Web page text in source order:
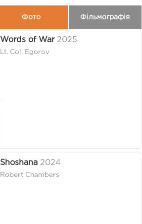
Фото Фільмографія
Words of War 2025
Lt. Col. Egorov
Shoshana 2024
Robert Chambers